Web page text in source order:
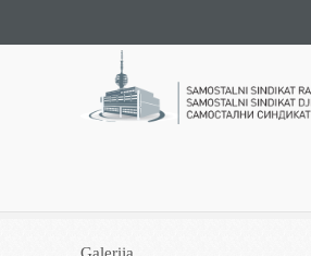
Galerija